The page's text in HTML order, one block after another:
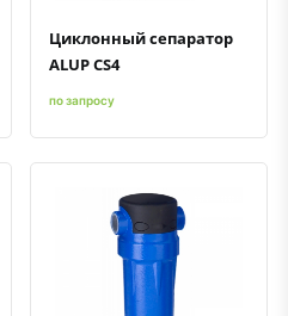
Циклонный сепаратор
ALUP CS4
по запросу
Быстрый просмотрДобавить к сравнению